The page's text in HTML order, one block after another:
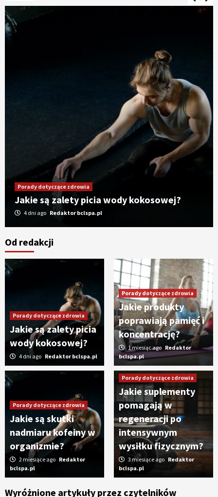
Porady dotyczące zdrowia
Jakie produkty poprawiają pamięć i
koncentrację?
1 miesiąc ago Redaktor bclspa.pl
Od redakcji
Porady dotyczące zdrowia
Jakie są zalety picia
wody kokosowej?
4 dni ago Redaktor bclspa.pl
Porady dotyczące zdrowia
Jakie produkty
poprawiają pamięć i
koncentrację?
1 miesiąc ago Redaktor
bclspa.pl
Porady dotyczące zdrowia
Jakie są skutki
nadmiaru kofeiny w
organizmie?
2 miesiące ago Redaktor
bclspa.pl
Porady dotyczące zdrowia
Jakie suplementy
pomagają w
regeneracji po
intensywnym
wysiłku fizycznym?
3 miesiące ago Redaktor
bclspa.pl
Wyróżnione artykuły przez czytelników